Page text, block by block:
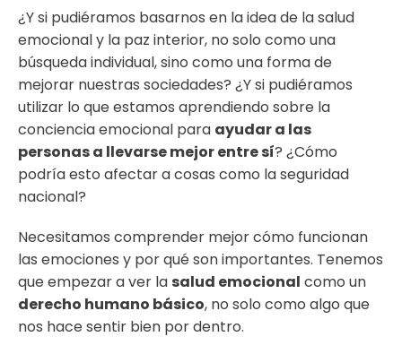
¿Y si pudiéramos basarnos en la idea de la salud
emocional y la paz interior, no solo como una
búsqueda individual, sino como una forma de
mejorar nuestras sociedades? ¿Y si pudiéramos
utilizar lo que estamos aprendiendo sobre la
conciencia emocional para ayudar a las
personas a llevarse mejor entre sí? ¿Cómo
podría esto afectar a cosas como la seguridad
nacional?
Necesitamos comprender mejor cómo funcionan
las emociones y por qué son importantes. Tenemos
que empezar a ver la salud emocional como un
derecho humano básico, no solo como algo que
nos hace sentir bien por dentro.